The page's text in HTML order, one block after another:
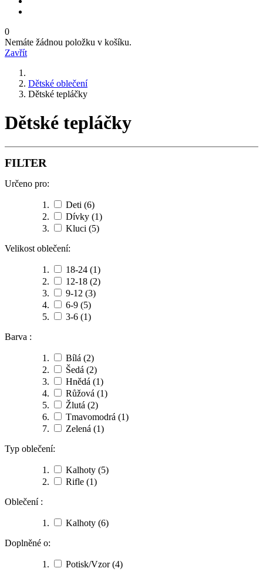
0
Nemáte žádnou položku v košíku.
Zavřít
Dětské oblečení
Dětské tepláčky
Dětské tepláčky
FILTER
Určeno pro:
Deti (6)
Dívky (1)
Kluci (5)
Velikost oblečení:
18-24 (1)
12-18 (2)
9-12 (3)
6-9 (5)
3-6 (1)
Barva :
Bílá (2)
Šedá (2)
Hnědá (1)
Růžová (1)
Žlutá (2)
Tmavomodrá (1)
Zelená (1)
Typ oblečení:
Kalhoty (5)
Rifle (1)
Oblečení :
Kalhoty (6)
Doplněné o:
Potisk/Vzor(4)